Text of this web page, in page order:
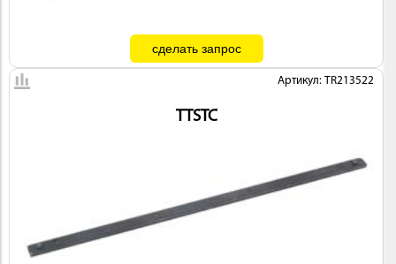
Артикул: TR213522
TTSTC